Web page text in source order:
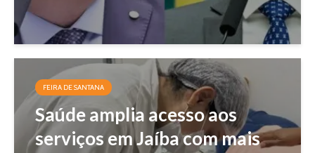
FEIRA DE SANTANA
Saúde amplia acesso aos
serviços em Jaíba com mais